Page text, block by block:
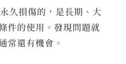
久損傷的，是長期、大
件的使用。發現問題就
常還有機會。